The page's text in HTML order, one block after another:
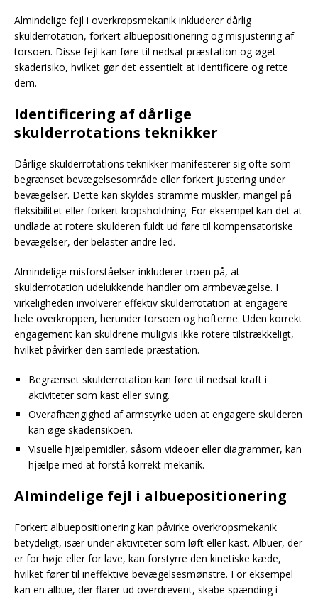
Almindelige fejl i overkropsmekanik inkluderer dårlig
skulderrotation, forkert albuepositionering og misjustering af
torsoen. Disse fejl kan føre til nedsat præstation og øget
skaderisiko, hvilket gør det essentielt at identificere og rette
dem.
Identificering af dårlige
skulderrotations teknikker
Dårlige skulderrotations teknikker manifesterer sig ofte som
begrænset bevægelsesområde eller forkert justering under
bevægelser. Dette kan skyldes stramme muskler, mangel på
fleksibilitet eller forkert kropsholdning. For eksempel kan det at
undlade at rotere skulderen fuldt ud føre til kompensatoriske
bevægelser, der belaster andre led.
Almindelige misforståelser inkluderer troen på, at
skulderrotation udelukkende handler om armbevægelse. I
virkeligheden involverer effektiv skulderrotation at engagere
hele overkroppen, herunder torsoen og hofterne. Uden korrekt
engagement kan skuldrene muligvis ikke rotere tilstrækkeligt,
hvilket påvirker den samlede præstation.
Begrænset skulderrotation kan føre til nedsat kraft i
aktiviteter som kast eller sving.
Overafhængighed af armstyrke uden at engagere skulderen
kan øge skaderisikoen.
Visuelle hjælpemidler, såsom videoer eller diagrammer, kan
hjælpe med at forstå korrekt mekanik.
Almindelige fejl i albuepositionering
Forkert albuepositionering kan påvirke overkropsmekanik
betydeligt, især under aktiviteter som løft eller kast. Albuer, der
er for høje eller for lave, kan forstyrre den kinetiske kæde,
hvilket fører til ineffektive bevægelsesmønstre. For eksempel
kan en albue, der flarer ud overdrevent, skabe spænding i